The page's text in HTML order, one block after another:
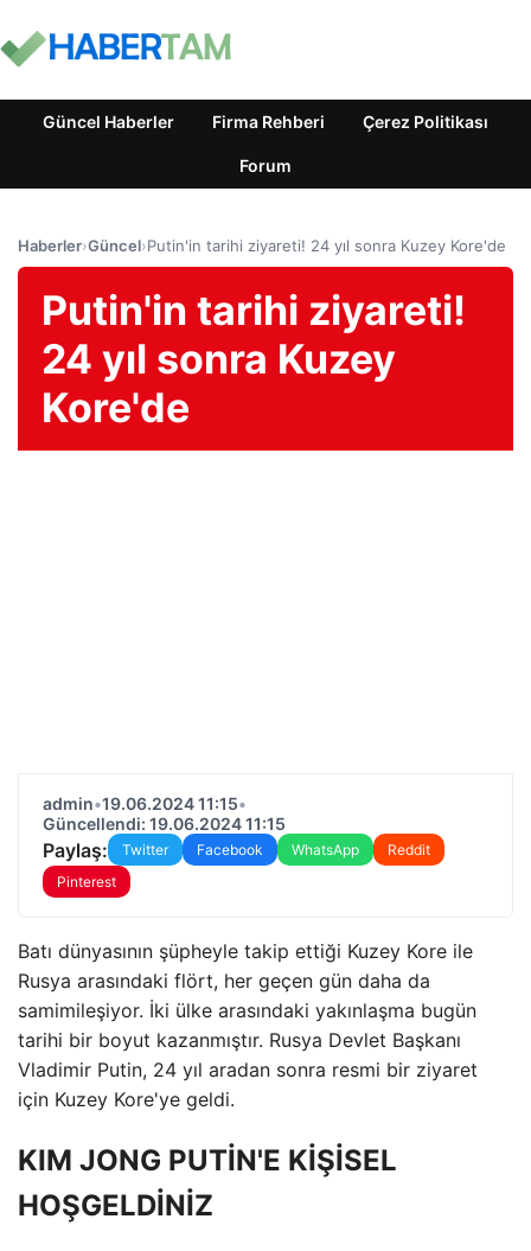
Güncel Haberler Firma Rehberi Çerez Politikası
Forum
Haberler›Güncel›Putin'in tarihi ziyareti! 24 yıl sonra Kuzey Kore'de
Putin'in tarihi ziyareti!
24 yıl sonra Kuzey
Kore'de
admin•19.06.2024 11:15•
Güncellendi: 19.06.2024 11:15
Paylaş: Twitter Facebook WhatsApp
Reddit
Pinterest
Batı dünyasının şüpheyle takip ettiği Kuzey Kore ile
Rusya arasındaki flört, her geçen gün daha da
samimileşiyor. İki ülke arasındaki yakınlaşma bugün
tarihi bir boyut kazanmıştır. Rusya Devlet Başkanı
Vladimir Putin, 24 yıl aradan sonra resmi bir ziyaret
için Kuzey Kore'ye geldi.
KIM JONG PUTİN'E KİŞİSEL
HOŞGELDİNİZ